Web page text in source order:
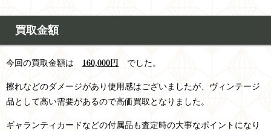
買取金額
今回の買取金額は 160,000円 でした。
擦れなどのダメージがあり使用感はございましたが、 ヴィンテージ
品として高い需要があるので高価買取となりました。
ギャランティカードなどの付属品も査定時の大事なポイントになり